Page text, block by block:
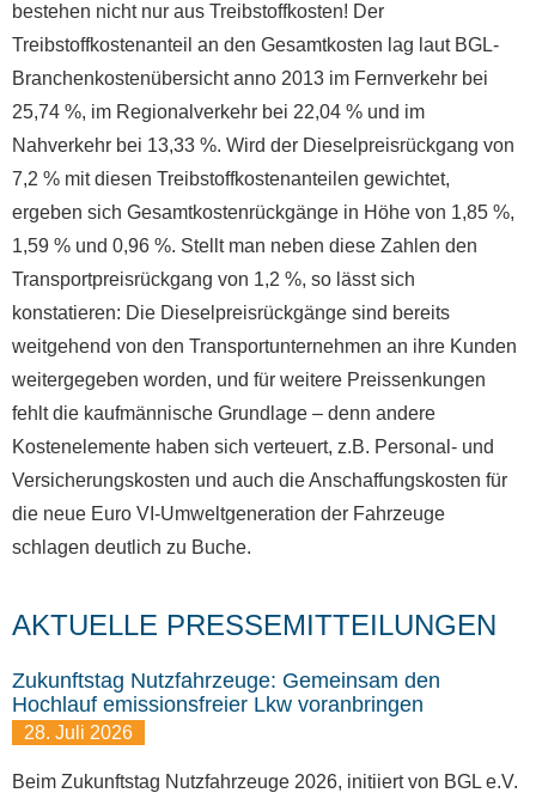
bestehen nicht nur aus Treibstoffkosten! Der
Treibstoffkostenanteil an den Gesamtkosten lag laut BGL-
Branchenkostenübersicht anno 2013 im Fernverkehr bei
25,74 %, im Regionalverkehr bei 22,04 % und im
Nahverkehr bei 13,33 %. Wird der Dieselpreisrückgang von
7,2 % mit diesen Treibstoffkostenanteilen gewichtet,
ergeben sich Gesamtkostenrückgänge in Höhe von 1,85 %,
1,59 % und 0,96 %. Stellt man neben diese Zahlen den
Transportpreisrückgang von 1,2 %, so lässt sich
konstatieren: Die Dieselpreisrückgänge sind bereits
weitgehend von den Transportunternehmen an ihre Kunden
weitergegeben worden, und für weitere Preissenkungen
fehlt die kaufmännische Grundlage – denn andere
Kostenelemente haben sich verteuert, z.B. Personal- und
Versicherungskosten und auch die Anschaffungskosten für
die neue Euro VI-Umweltgeneration der Fahrzeuge
schlagen deutlich zu Buche.
AKTUELLE PRESSEMITTEILUNGEN
Zukunftstag Nutzfahrzeuge: Gemeinsam den
Hochlauf emissionsfreier Lkw voranbringen
28. Juli 2026
Beim Zukunftstag Nutzfahrzeuge 2026, initiiert von BGL e.V.